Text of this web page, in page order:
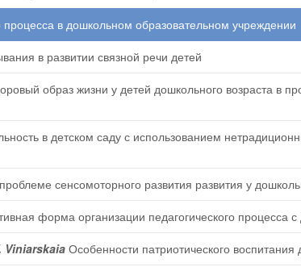
в дошкольном образовательном учреждении
в развитии связной речи детей
образ жизни у детей дошкольного возраста в
в детском саду с использованием
сенсомоторного развития развития у
форма организации педагогического процесса
Viniarskaia Особенности патриотического